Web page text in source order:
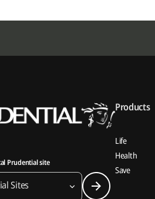
Prudential site
Sites
Products
Life
Health
Save